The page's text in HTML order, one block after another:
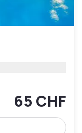
65 CHF